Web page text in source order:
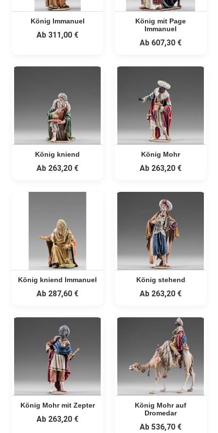
König Immanuel
Ab 311,00 €
König mit Page
Immanuel
Ab 607,30 €
König kniend
Ab 263,20 €
König Mohr
Ab 263,20 €
König kniend Immanuel
Ab 287,60 €
König stehend
Ab 263,20 €
König Mohr mit Zepter
Ab 263,20 €
König Mohr auf
Dromedar
Ab 536,70 €